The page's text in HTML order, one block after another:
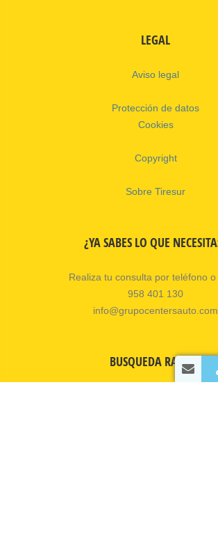
LEGAL
Aviso legal
Protección de datos
Cookies
Copyright
Sobre Tiresur
¿YA SABES LO QUE
Realiza tu consulta por teléfono
958 401 130
info@grupocentersauto.com
BUSQUEDA RAPIDA